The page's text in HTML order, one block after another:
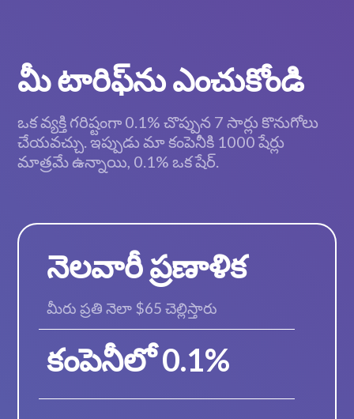
మీ టారిఫ్‌ను ఎంచుకోండి
ఒక వ్యక్తి గరిష్టంగా 0.1% చొప్పున 7 సార్లు కొనుగోలు
చేయవచ్చు. ఇప్పుడు మా కంపెనీకి 1000 షేర్లు
మాత్రమే ఉన్నాయి, 0.1% ఒక షేర్.
నెలవారీ ప్రణాళిక
మీరు ప్రతి నెలా $65 చెల్లిస్తారు
కంపెనీలో 0.1%